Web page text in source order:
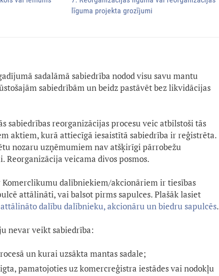
līguma projekta grozījumi
sadalāmā sabiedrība nodod visu savu mantu
sabiedrībām un beidz pastāvēt bez likvidācijas
sabiedrības reorganizācijas procesu veic atbilstoši tās
aktiem, kurā attiecīgā iesaistītā sabiedrība ir reģistrēta.
nozaru uzņēmumiem nav atšķirīgi pārrobežu
Reorganizācija veicama divos posmos.
Komerclikumu dalībniekiem/akcionāriem ir tiesības
attālināti, vai balsot pirms sapulces. Plašāk lasiet
dalību dalībnieku, akcionāru un biedru sapulcēs.
nevar veikt sabiedrība:
un kurai uzsākta mantas sadale;
pamatojoties uz komercreģistra iestādes vai nodokļu